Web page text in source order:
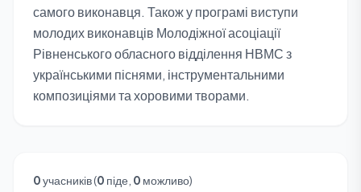
самого виконавця. Також у програмі виступи
молодих виконавців Молодіжної асоціації
Рівненського обласного відділення НВМС з
українськими піснями, інструментальними
композиціями та хоровими творами.
0учасників (0 піде, 0 можливо)